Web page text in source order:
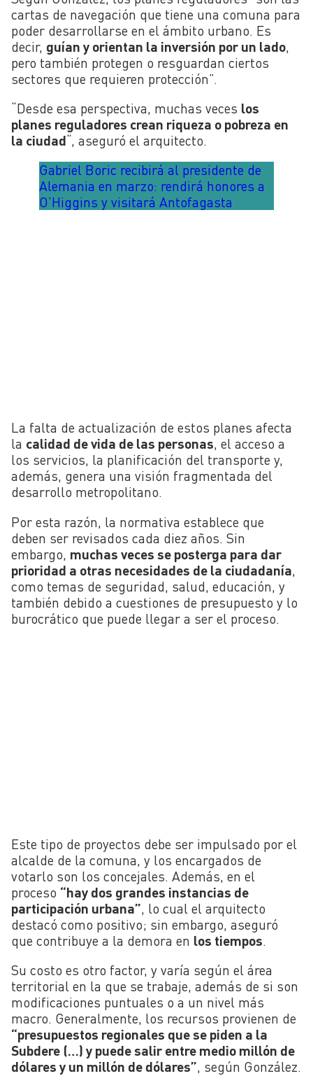
cartas de navegación que tiene una comuna para
poder desarrollarse en el ámbito urbano. Es
decir, guían y orientan la inversión por un lado,
pero también protegen o resguardan ciertos
sectores que requieren protección”.
“Desde esa perspectiva, muchas veces los
planes reguladores crean riqueza o pobreza en
la ciudad“, aseguró el arquitecto.
Gabriel Boric recibirá al presidente de
Alemania en marzo: rendirá honores a
O’Higgins y visitará Antofagasta
La falta de actualización de estos planes afecta
la calidad de vida de las personas, el acceso a
los servicios, la planificación del transporte y,
además, genera una visión fragmentada del
desarrollo metropolitano.
Por esta razón, la normativa establece que
deben ser revisados cada diez años. Sin
embargo, muchas veces se posterga para dar
prioridad a otras necesidades de la ciudadanía,
como temas de seguridad, salud, educación, y
también debido a cuestiones de presupuesto y lo
burocrático que puede llegar a ser el proceso.
Este tipo de proyectos debe ser impulsado por el
alcalde de la comuna, y los encargados de
votarlo son los concejales. Además, en el
proceso “hay dos grandes instancias de
participación urbana”, lo cual el arquitecto
destacó como positivo; sin embargo, aseguró
que contribuye a la demora en los tiempos.
Su costo es otro factor, y varía según el área
territorial en la que se trabaje, además de si son
modificaciones puntuales o a un nivel más
macro. Generalmente, los recursos provienen de
“presupuestos regionales que se piden a la
Subdere (…) y puede salir entre medio millón de
dólares y un millón de dólares”, según González.